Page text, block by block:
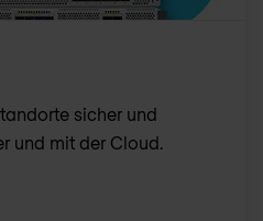
sicher und
und mit der Cloud .